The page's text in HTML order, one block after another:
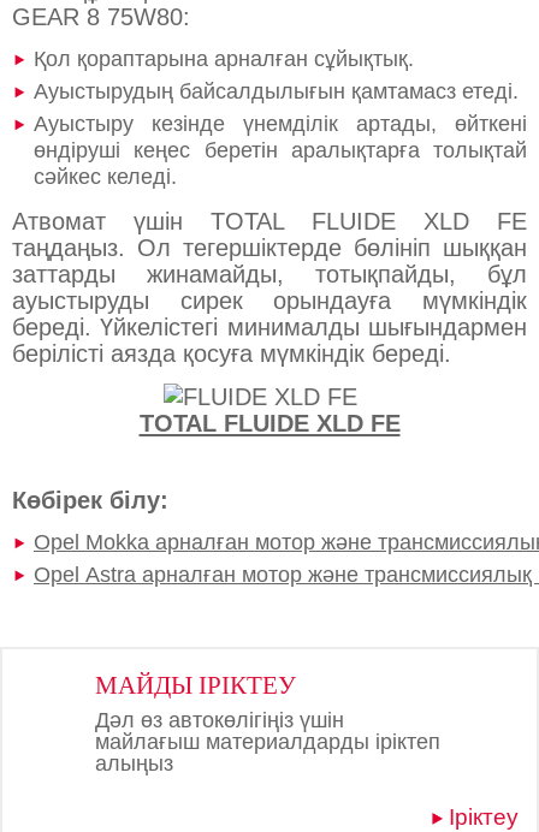
GEAR 8 75W80:
Қол қораптарына арналған сұйықтық.
Ауыстырудың байсалдылығын қамтамасз етеді.
Ауыстыру кезінде үнемділік артады, өйткені
өндіруші кеңес беретін аралықтарға толықтай
сәйкес келеді.
Атвомат үшін TOTAL FLUIDE XLD FE
таңдаңыз. Ол тегершіктерде бөлініп шыққан
заттарды жинамайды, тотықпайды, бұл
ауыстыруды сирек орындауға мүмкіндік
береді. Үйкелістегі минималды шығындармен
берілісті аязда қосуға мүмкіндік береді.
TOTAL FLUIDE XLD FE
Көбірек білу:
Opel Mokka арналған мотор және
Opel Astra арналған мотор және трансмиссиялық
МАЙДЫ ІРІКТЕУ
Дәл өз автокөлігіңіз үшін
майлағыш материалдарды іріктеп
алыңыз
Іріктеу